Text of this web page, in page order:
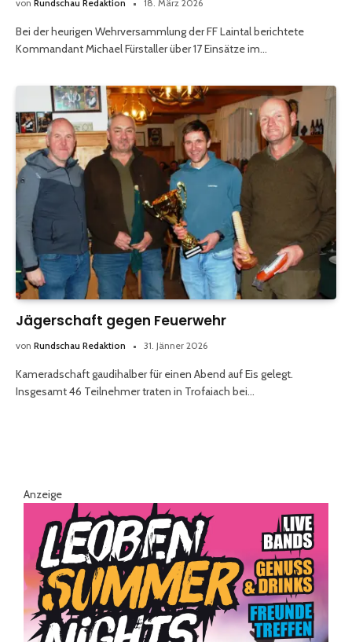
von Rundschau Redaktion 18. März 2026
Bei der heurigen Wehrversammlung der FF Laintal berichtete
Kommandant Michael Fürstaller über 17 Einsätze im…
Jägerschaft gegen Feuerwehr
von Rundschau Redaktion 31. Jänner 2026
Kameradschaft gaudihalber für einen Abend auf Eis gelegt.
Insgesamt 46 Teilnehmer traten in Trofaiach bei…
Anzeige